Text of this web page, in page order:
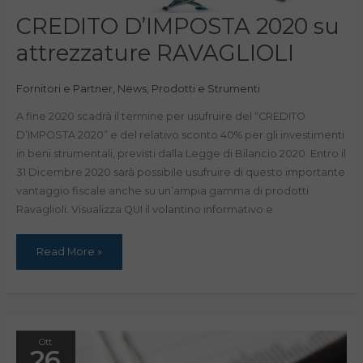
CREDITO D’IMPOSTA 2020 su
attrezzature RAVAGLIOLI
Fornitori e Partner, News, Prodotti e Strumenti
A fine 2020 scadrà il termine per usufruire del “CREDITO
D’IMPOSTA 2020” e del relativo sconto 40% per gli investimenti
in beni strumentali, previsti dalla Legge di Bilancio 2020. Entro il
31 Dicembre 2020 sarà possibile usufruire di questo importante
vantaggio fiscale anche su un’ampia gamma di prodotti
Ravaglioli. Visualizza QUI il volantino informativo e
CREDITO
D’IMPOSTA
2020
su
attrezzature
Read More »
Ott